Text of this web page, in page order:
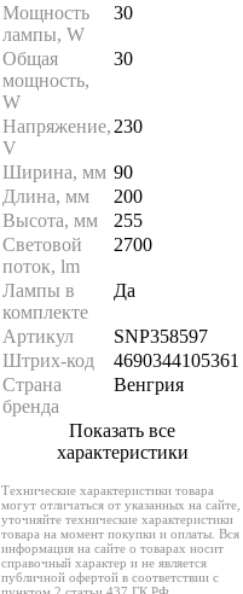
Мощность
лампы, W
30
Общая
мощность,
W
30
Напряжение,
V
230
Ширина, мм 90
Длина, мм
200
Высота, мм
255
Световой
поток, lm
2700
Лампы в
комплекте
Да
Артикул
SNP358597
Штрих-код
4690344105361
Страна
бренда
Венгрия
Показать все
характеристики
Технические характеристики товара
могут отличаться от указанных на сайте,
уточняйте технические характеристики
товара на момент покупки и оплаты. Вся
информация на сайте о товарах носит
справочный характер и не является
публичной офертой в соответствии с